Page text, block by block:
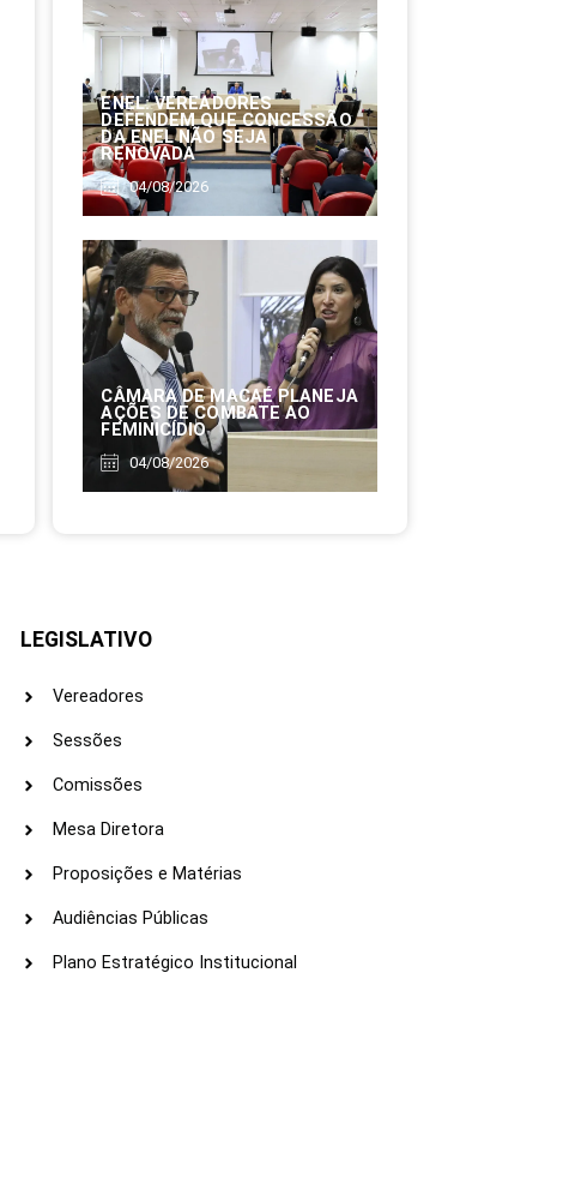
ENEL: VEREADORES
DEFENDEM QUE CONCESSÃO
DA ENEL NÃO SEJA
RENOVADA
04/08/2026
CÂMARA DE MACAÉ PLANEJA
AÇÕES DE COMBATE AO
FEMINICÍDIO
04/08/2026
LEGISLATIVO
Vereadores
Sessões
Comissões
Mesa Diretora
Proposições e Matérias
Audiências Públicas
Plano Estratégico Institucional